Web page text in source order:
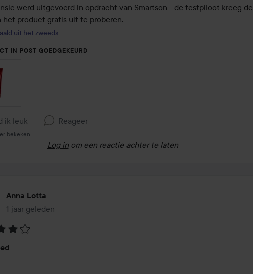
werd uitgevoerd in opdracht van Smartson - de testpiloot kreeg de
het product gratis uit te proberen.
uit het zweeds
IN POST GOEDGEKEURD
ik leuk Reageer
bekeken
Log in om een reactie achter te laten
Anna Lotta
1 jaar geleden
Het bericht is gemaakt 1 jaar geleden